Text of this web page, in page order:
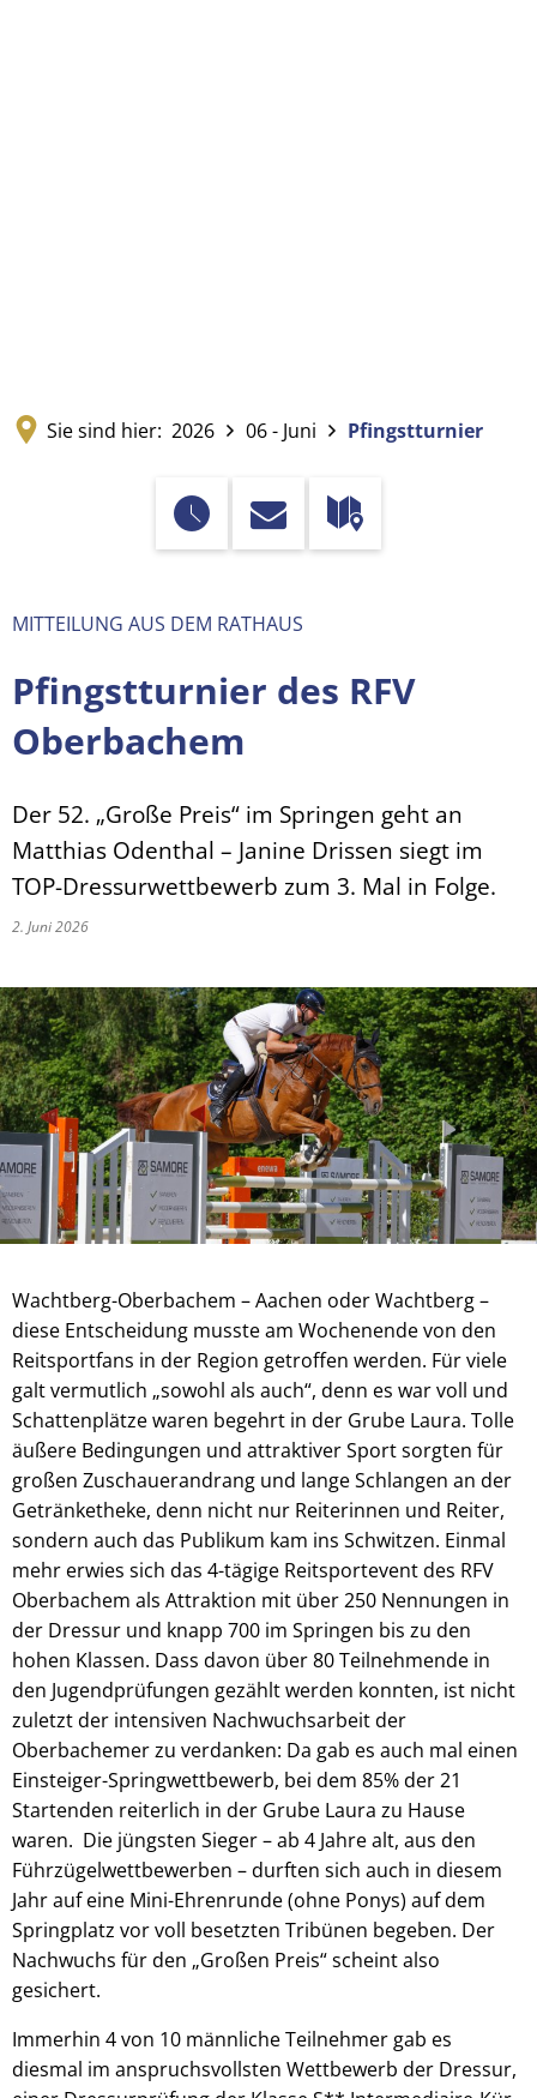
Sie sind hier: 2026 06 - Juni Pfingstturnier
MITTEILUNG AUS DEM RATHAUS
Pfingstturnier des RFV
Oberbachem
Der 52. „Große Preis“ im Springen geht an
Matthias Odenthal – Janine Drissen siegt im
TOP-Dressurwettbewerb zum 3. Mal in Folge.
2. Juni 2026
Wachtberg-Oberbachem – Aachen oder Wachtberg –
diese Entscheidung musste am Wochenende von den
Reitsportfans in der Region getroffen werden. Für viele
galt vermutlich „sowohl als auch“, denn es war voll und
Schattenplätze waren begehrt in der Grube Laura. Tolle
äußere Bedingungen und attraktiver Sport sorgten für
großen Zuschauerandrang und lange Schlangen an der
Getränketheke, denn nicht nur Reiterinnen und Reiter,
sondern auch das Publikum kam ins Schwitzen. Einmal
mehr erwies sich das 4-tägige Reitsportevent des RFV
Oberbachem als Attraktion mit über 250 Nennungen in
der Dressur und knapp 700 im Springen bis zu den
hohen Klassen. Dass davon über 80 Teilnehmende in
den Jugendprüfungen gezählt werden konnten, ist nicht
zuletzt der intensiven Nachwuchsarbeit der
Oberbachemer zu verdanken: Da gab es auch mal einen
Einsteiger-Springwettbewerb, bei dem 85% der 21
Startenden reiterlich in der Grube Laura zu Hause
waren. Die jüngsten Sieger – ab 4 Jahre alt, aus den
Führzügelwettbewerben – durften sich auch in diesem
Jahr auf eine Mini-Ehrenrunde (ohne Ponys) auf dem
Springplatz vor voll besetzten Tribünen begeben. Der
Nachwuchs für den „Großen Preis“ scheint also
gesichert.
Immerhin 4 von 10 männliche Teilnehmer gab es
diesmal im anspruchsvollsten Wettbewerb der Dressur,